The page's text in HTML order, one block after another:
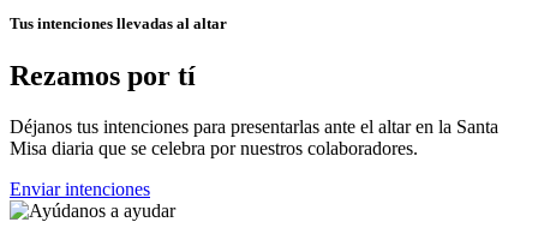
Tus intenciones llevadas al altar
Rezamos por tí
Déjanos tus intenciones para presentarlas ante el altar en la Santa
Misa diaria que se celebra por nuestros colaboradores.
Enviar intenciones